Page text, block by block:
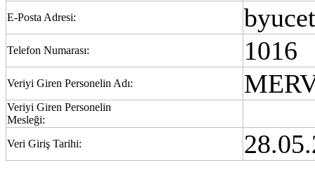
E-Posta Adresi:
Telefon Numarası: 1016
Veriyi Giren Personelin Adı:
Veriyi Giren Personelin
Mesleği:
Veri Giriş Tarihi: